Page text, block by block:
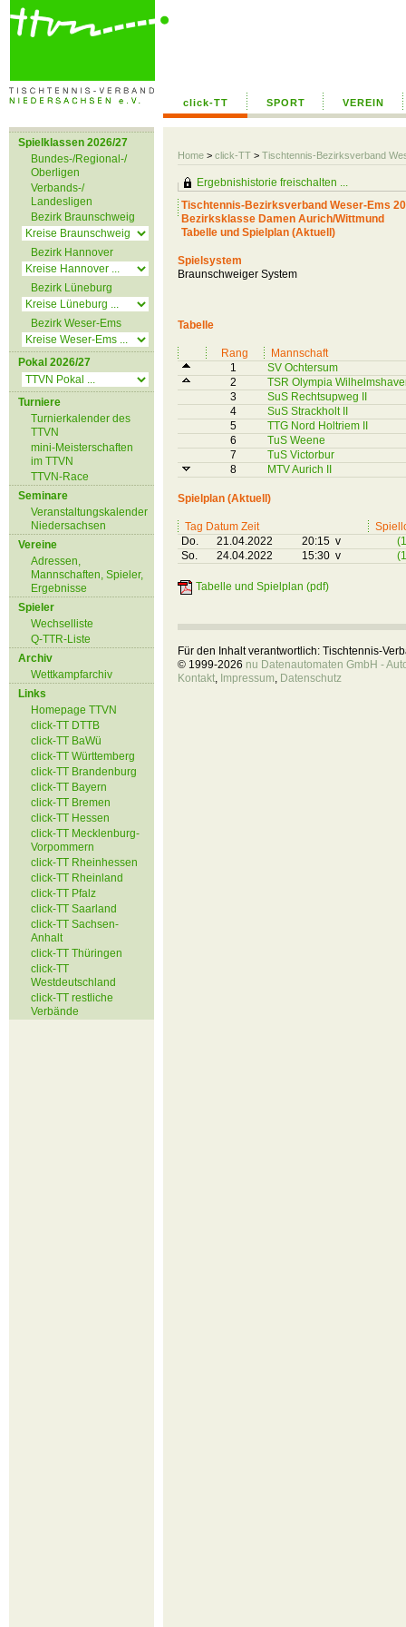
click-TT SPORT VEREIN
Home > click-TT > Tischtennis-Bezirksverband
Spielklassen 2026/27
Bundes-/Regional-/
Oberligen
Verbands-/
Landesligen
Bezirk Braunschweig
Bezirk Hannover
Bezirk Lüneburg
Bezirk Weser-Ems
Pokal 2026/27
Turniere
Turnierkalender des
TTVN
mini-Meisterschaften
im TTVN
TTVN-Race
Seminare
Veranstaltungskalender
Niedersachsen
Vereine
Adressen,
Mannschaften, Spieler,
Ergebnisse
Spieler
Wechselliste
Q-TTR-Liste
Archiv
Wettkampfarchiv
Links
Homepage TTVN
click-TT DTTB
click-TT BaWü
click-TT Württemberg
click-TT Brandenburg
click-TT Bayern
click-TT Bremen
click-TT Hessen
click-TT Mecklenburg-
Vorpommern
click-TT Rheinhessen
click-TT Rheinland
click-TT Pfalz
click-TT Saarland
click-TT Sachsen-
Anhalt
click-TT Thüringen
click-TT
Westdeutschland
click-TT restliche
Verbände
Ergebnishistorie freischalten ...
Tischtennis-Bezirksverband Weser-Ems
Bezirksklasse Damen Aurich/Wittmund
Tabelle und Spielplan (Aktuell)
Spielsystem
Braunschweiger System
Tabelle
Rang
Mannschaft
1
SV Ochtersum
2
TSR Olympia
3
SuS Rechtsupweg II
4
SuS Strackholt II
5
TTG Nord Holtriem II
6
TuS Weene
7
TuS Victorbur
8
MTV Aurich II
Spielplan (Aktuell)
Tag Datum Zeit
Do.
21.04.2022 20:15 v
So.
24.04.2022 15:30 v
Tabelle und Spielplan (pdf)
Für den Inhalt verantwortlich: Tischtennis-
© 1999-2026 nu Datenautomaten GmbH -
Kontakt, Impressum, Datenschutz